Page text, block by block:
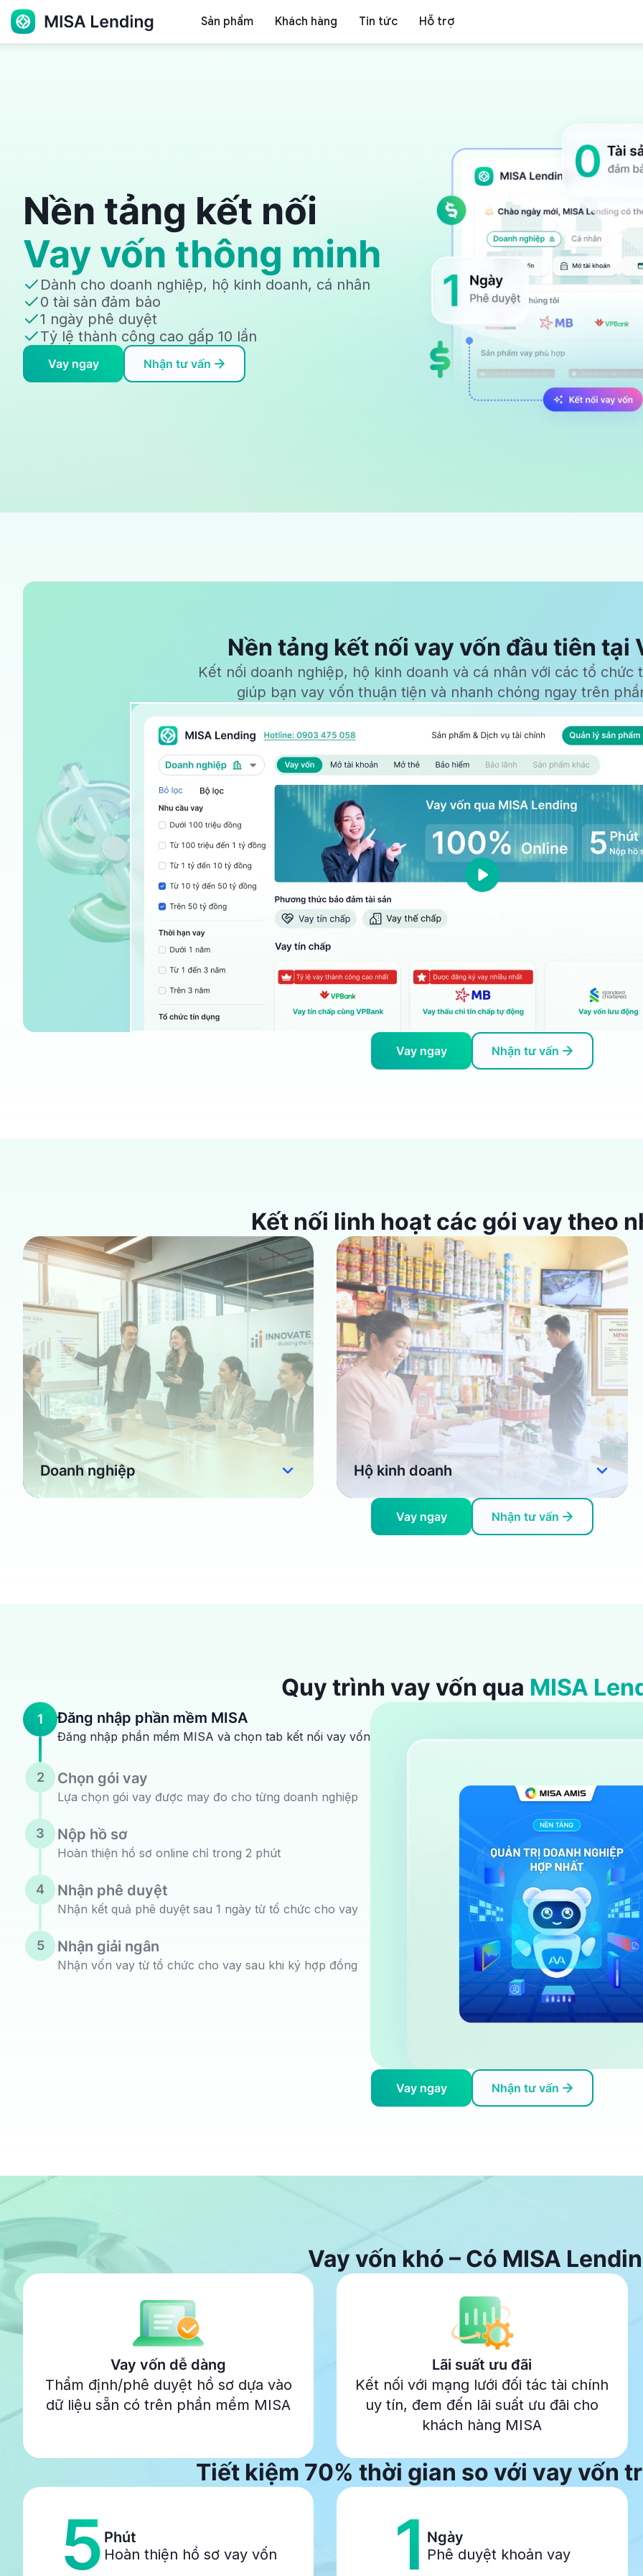
Hộ kinh doanh Doanh nghiệp Tổ chức Giáo dục Tư thục
Hóa đơn điện tử
Phát hành và xử lý hóa đơn
Kết
nối
vay
Phê
duyệt
Sản phẩm Khách hàng Tin tức Hỗ trợ
Nền tảng kết nối
Vay vốn thông minh
Dành cho doanh nghiệp, hộ kinh doanh, cá nhân
0 tài sản đảm bảo
1 ngày phê duyệt
Tỷ lệ thành công cao gấp 10 lần
Vay ngay Nhận tư vấn
Nền tảng kết nối vay vốn đầu tiên tại
Kết nối doanh nghiệp, hộ kinh doanh và cá nhân với các tổ chức
giúp bạn vay vốn thuận tiện và nhanh chóng ngay trên
Vay ngay Nhận tư vấn
Kết nối linh hoạt các gói vay theo
Doanh nghiệp Hộ kinh doanh
Vay ngay Nhận tư vấn
Quy trình vay vốn qua MISA
1 Đăng nhập phần mềm MISA
Đăng nhập phần mềm MISA và chọn tab kết nối vay vốn
2 Chọn gói vay
Lựa chọn gói vay được may đo cho từng doanh nghiệp
3 Nộp hồ sơ
Hoàn thiện hồ sơ online chỉ trong 2 phút
4 Nhận phê duyệt
Nhận kết quả phê duyệt sau 1 ngày từ tổ chức cho vay
5 Nhận giải ngân
Nhận vốn vay từ tổ chức cho vay sau khi ký hợp đồng
Vay ngay Nhận tư vấn
Vay vốn khó – Có MISA
Vay vốn dễ dàng
Thẩm định/phê duyệt hồ sơ dựa vào
dữ liệu sẵn có trên phần mềm MISA
Lãi suất ưu đãi
Kết nối với mạng lưới đối tác tài chính
uy tín, đem đến lãi suất ưu đãi cho
khách hàng MISA
Tiết kiệm 70% thời gian so với vay vốn
5 Phút
Hoàn thiện hồ sơ vay vốn
1 Ngày
Phê duyệt khoản vay